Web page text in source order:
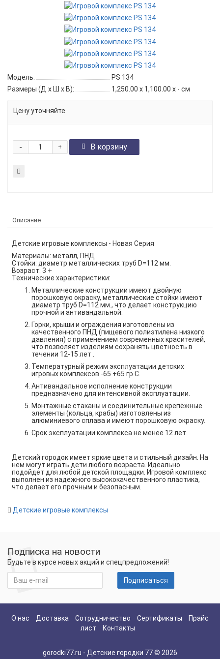
Модель:
PS 134
Размеры (Д x Ш x В):
1,250.00 x 1,100.00 x - см
Цену уточняйте
+
- В корзину
Описание
Детские игровые комплексы - Новая Серия
Материалы: металл, ПНД
Стойки: диаметр металлических труб D=112 мм.
Возраст: 3 +
Технические характеристики:
Металлические конструкции имеют двойную
порошковую окраску, металлические стойки имеют
диаметр труб D=112 мм., что делает конструкцию
прочной и антивандальной.
Горки, крыши и ограждения изготовлены из
качественного ПНД (пищевого полиэтилена низкого
давления) с применением современных красителей,
что позволяет изделиям сохранять цветность в
течении 12-15 лет .
Температурный режим эксплуатации детских
игровых комплексов -65 +65 гр.С.
Антивандальное исполнение конструкции
предназначено для интенсивной эксплуатации.
Монтажные стаканы и соединительные крепёжные
элементы (кольца, крабы) изготовлены из
алюминиевого сплава и имеют порошковую окраску.
Срок эксплуатации комплекса не менее 12 лет.
Детский городок имеет яркие цвета и стильный дизайн. На
нем могут играть дети любого возраста. Идеально
подойдет для любой детской площадки. Игровой комплекс
выполнен из надежного высококачественного пластика,
что делает его прочным и безопасным.
Детские игровые комплексы
Подписка на новости
Будьте в курсе новых акций и спецпредложений!
Подписаться
О нас Доставка Сотрудничество Сертификаты
Прайс
лист
Контакты
gorodki77.ru - Детские городки 77 © 2026